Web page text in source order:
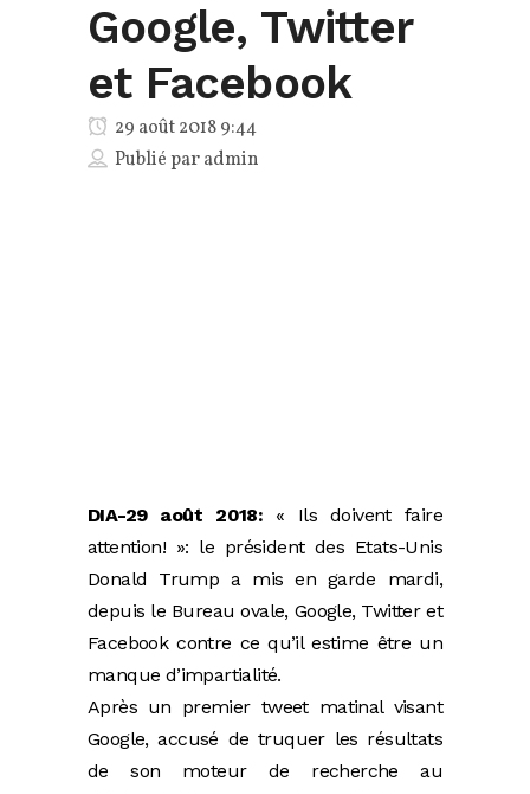
Google, Twitter
et Facebook
29 août 2018 9:44
Publié paradmin
DIA-29 août 2018: « Ils doivent faire
attention! »: le président des Etats-Unis
Donald Trump a mis en garde mardi,
depuis le Bureau ovale, Google, Twitter et
Facebook contre ce qu’il estime être un
manque d’impartialité.
Après un premier tweet matinal visant
Google, accusé de truquer les résultats
de son moteur de recherche au